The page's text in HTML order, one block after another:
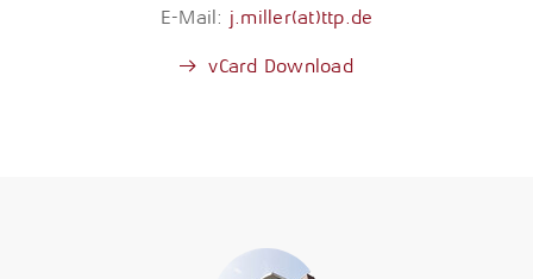
E-Mail: j.miller(at)ttp.de
vCard Download